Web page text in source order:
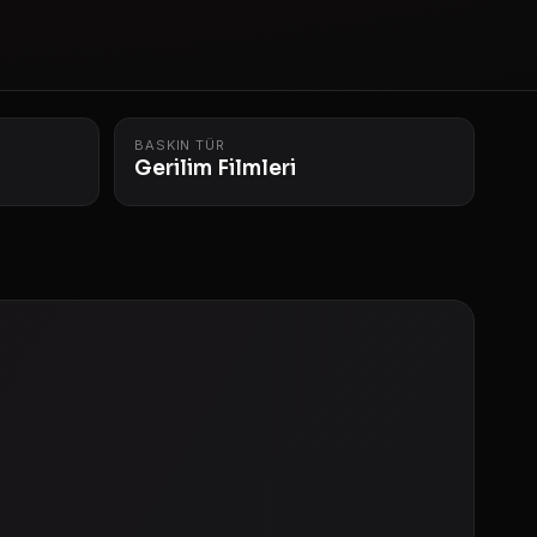
BASKIN TÜR
Gerilim Filmleri